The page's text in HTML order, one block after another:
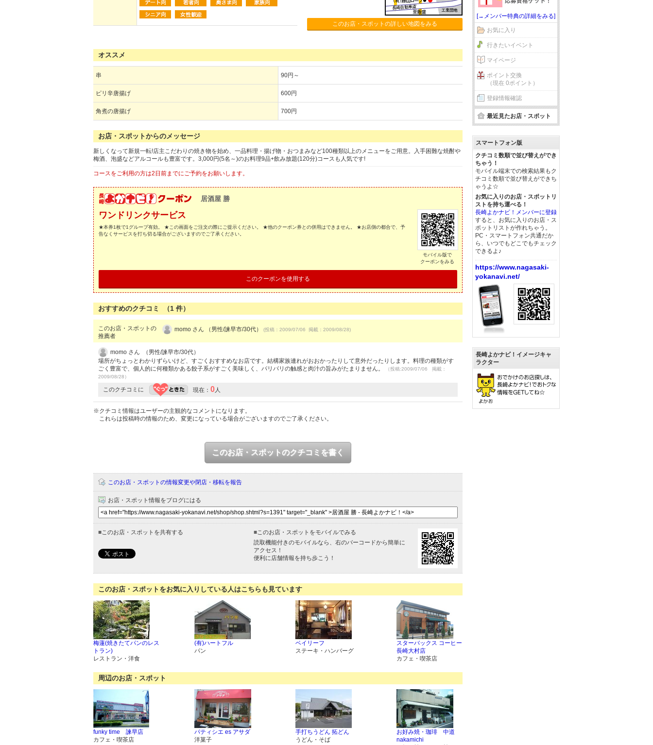
このお店・スポットの詳しい地図をみる
オススメ
串 90円～
ピリ辛唐揚げ 600円
角煮の唐揚げ 700円
お店・スポットからのメッセージ
新しくなって新規一転!店主こだわりの焼き物を始め、一品料理・揚げ物・おつまみなど100種類以上のメニューをご用意。入手困難な焼酎や
梅酒、泡盛などアルコールも豊富です。3,000円(5名～)のお料理9品+飲み放題(120分)コースも人気です!
コースをご利用の方は2日前までにご予約をお願いします。
居酒屋 勝
ワンドリンクサービス
★本券1枚で1グループ有効。 ★この画面をご注文の際にご提示ください。 ★他のクーポン券との併用はできません。 ★お店側の都合で、予
告なくサービスを打ち切る場合がございますのでご了承ください。
モバイル版で
クーポンをみる
このクーポンを使用する
おすすめのクチコミ （1 件）
このお店・スポットの
推薦者
momo さん （男性/諫早市/30代） (投稿：2009/07/06 掲載：2009/08/28)
momo さん （男性/諫早市/30代）
場所がちょっとわかりずらいけど、すごくおすすめなお店です。結構家族連れがおおかったりして意外だったりします。料理の種類がす
ごく豊富で、個人的に何種類かある餃子系がすごく美味しく、パリパリの触感と肉汁の旨みがたまりません。
（投稿:2009/07/06 掲載：
2009/08/28）
このクチコミに 現在： 0人
※クチコミ情報はユーザーの主観的なコメントになります。
これらは投稿時の情報のため、変更になっている場合がございますのでご了承ください。
このお店・スポットのクチコミを書く
このお店・スポットの情報変更や閉店・移転を報告
お店・スポット情報をブログにはる
■このお店・スポットを共有する ■このお店・スポットをモバイルでみる
読取機能付きのモバイルなら、右のバーコードから簡単に
アクセス！
便利に店舗情報を持ち歩こう！
このお店・スポットをお気に入りしている人はこちらも見ています
梅蓮(焼きたてパンのレス
トラン)
レストラン・洋食
(有)ハートフル
パン
ベイリーフ
ステーキ・ハンバーグ
スターバックス コーヒー
長崎大村店
カフェ・喫茶店
周辺のお店・スポット
funky time 諫早店
カフェ・喫茶店
パティシエ es アサダ
洋菓子
手打ちうどん 拓どん
うどん・そば
お好み焼・珈琲 中道
nakamichi
[→メンバー特典の詳細をみる]
お気に入り
行きたいイベント
マイページ
ポイント交換
（現在 0ポイント）
登録情報確認
最近見たお店・スポット
スマートフォン版
クチコミ数順で並び替えができ
ちゃう！
モバイル端末での検索結果もク
チコミ数順で並び替えができち
ゃうよ☆
お気に入りのお店・スポットリ
ストを持ち運べる！
長崎よかナビ！メンバーに登録
すると、お気に入りのお店・ス
ポットリストが作れちゃう。
PC・スマートフォン共通だか
ら、いつでもどこでもチェック
できるよ♪
https://www.nagasaki-
yokanavi.net/
長崎よかナビ！イメージキャ
ラクター